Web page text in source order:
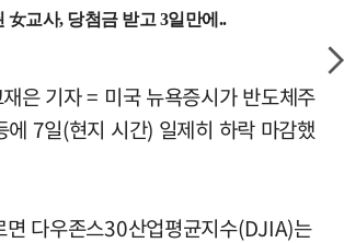
은 기자 = 미국 뉴욕증시가 반도체주
에 7일(현지 시간) 일제히 하락 마감했
면 다우존스30산업평균지수(DJIA)는